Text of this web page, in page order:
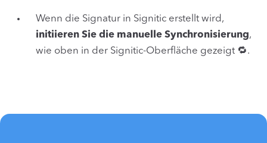
Wenn die Signatur in Signitic erstellt wird,
initiieren Sie die manuelle Synchronisierung,
wie oben in der Signitic-Oberfläche gezeigt 🔁.